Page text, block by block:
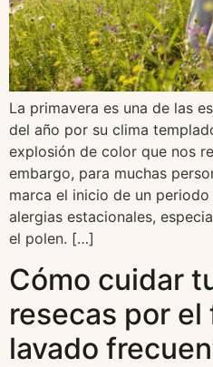
La primavera es una de las
del año por su clima
explosión de color que nos
embargo, para muchas
marca el inicio de un
alergias estacionales,
el polen. […]
Cómo cuidar
resecas por el
lavado